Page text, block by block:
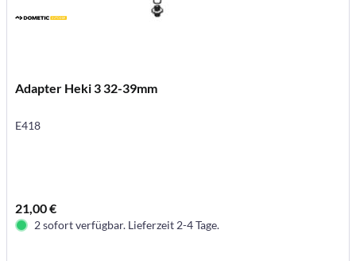
Adapter Heki 3 32-39mm
E418
21,00 €
2 sofort verfügbar. Lieferzeit 2-4 Tage.